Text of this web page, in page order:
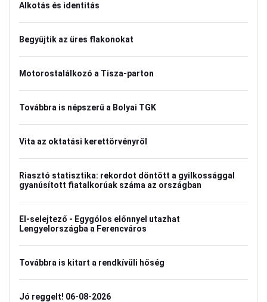
Alkotás és identitás
Begyűjtik az üres flakonokat
Motorostalálkozó a Tisza-parton
Továbbra is népszerű a Bolyai TGK
Vita az oktatási kerettörvényről
Riasztó statisztika: rekordot döntött a gyilkossággal
gyanúsított fiatalkorúak száma az országban
El-selejtező - Egygólos előnnyel utazhat
Lengyelországba a Ferencváros
Továbbra is kitart a rendkívüli hőség
Jó reggelt! 06-08-2026